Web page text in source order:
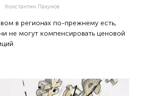
Константин Пахунов
в регионах по-прежнему есть,
не могут компенсировать ценовой